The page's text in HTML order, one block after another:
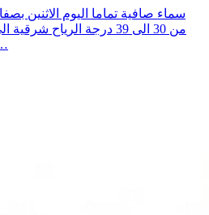
سماء صافية تماما اليوم الاثنين
من 30 الى 39 درجة الرياح
سرعتها